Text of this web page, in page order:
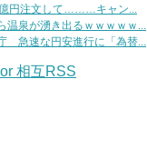
億円注文して………キャン...
温泉が湧き出るｗｗｗｗｗ...
急速な円安進行に「為替...
相互RSS